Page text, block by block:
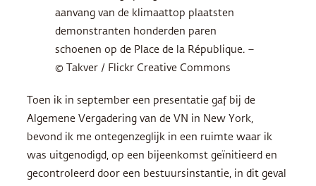
aanvang van de klimaattop plaatsten
demonstranten honderden paren
schoenen op de Place de la République. –
© Takver / Flickr Creative Commons
Toen ik in september een presentatie gaf bij de
Algemene Vergadering van de VN in New York,
bevond ik me ontegenzeglijk in een ruimte waar ik
was uitgenodigd, op een bijeenkomst geïnitieerd en
gecontroleerd door een bestuursinstantie, in dit geval